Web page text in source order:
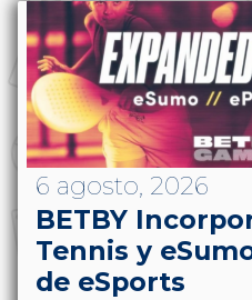
6 agosto, 2026
BETBY
Tennis y
de eSports